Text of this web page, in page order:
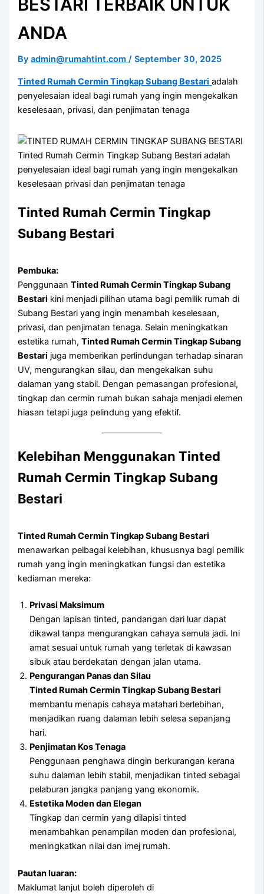
BESTARI TERBAIK UNTUK
ANDA
Byadmin@rumahtint.com/September 30, 2025
Tinted Rumah Cermin Tingkap Subang Bestari adalah
penyelesaian ideal bagi rumah yang ingin mengekalkan
keselesaan, privasi, dan penjimatan tenaga
Tinted Rumah Cermin Tingkap Subang Bestari adalah
penyelesaian ideal bagi rumah yang ingin mengekalkan
keselesaan privasi dan penjimatan tenaga
Tinted Rumah Cermin Tingkap
Subang Bestari
Pembuka:
PenggunaanTinted Rumah Cermin Tingkap Subang
Bestari kini menjadi pilihan utama bagi pemilik rumah di
Subang Bestari yang ingin menambah keselesaan,
privasi, dan penjimatan tenaga. Selain meningkatkan
estetika rumah,Tinted Rumah Cermin Tingkap Subang
Bestari juga memberikan perlindungan terhadap sinaran
UV, mengurangkan silau, dan mengekalkan suhu
dalaman yang stabil. Dengan pemasangan profesional,
tingkap dan cermin rumah bukan sahaja menjadi elemen
hiasan tetapi juga pelindung yang efektif.
Kelebihan Menggunakan Tinted
Rumah Cermin Tingkap Subang
Bestari
Tinted Rumah Cermin Tingkap Subang Bestari
menawarkan pelbagai kelebihan, khususnya bagi pemilik
rumah yang ingin meningkatkan fungsi dan estetika
kediaman mereka:
Privasi Maksimum
Dengan lapisan tinted, pandangan dari luar dapat
dikawal tanpa mengurangkan cahaya semula jadi. Ini
amat sesuai untuk rumah yang terletak di kawasan
sibuk atau berdekatan dengan jalan utama.
Pengurangan Panas dan Silau
Tinted Rumah Cermin Tingkap Subang Bestari
membantu menapis cahaya matahari berlebihan,
menjadikan ruang dalaman lebih selesa sepanjang
hari.
Penjimatan Kos Tenaga
Penggunaan penghawa dingin berkurangan kerana
suhu dalaman lebih stabil, menjadikan tinted sebagai
pelaburan jangka panjang yang ekonomik.
Estetika Moden dan Elegan
Tingkap dan cermin yang dilapisi tinted
menambahkan penampilan moden dan profesional,
meningkatkan nilai dan imej rumah.
Pautan luaran:
Maklumat lanjut boleh diperoleh di